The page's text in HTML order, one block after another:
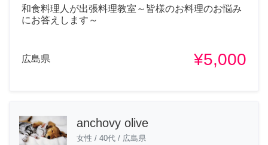
和食料理人が出張料理教室～皆様のお料理のお悩み
にお答えします～
広島県 ¥5,000
anchovy olive
女性 / 40代 / 広島県